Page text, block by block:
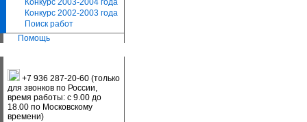
Конкурс 2003-2004 года
Конкурс 2002-2003 года
Поиск работ
Помощь
+7 936 287-20-60 (только
для звонков по России,
время работы: с 9.00 до
18.00 по Московскому
времени)